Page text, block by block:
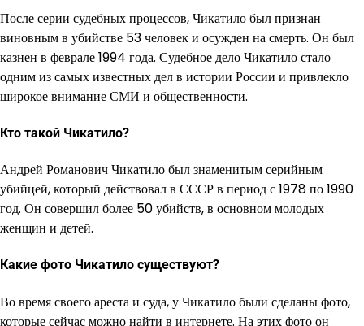
После серии судебных процессов, Чикатило был признан
виновным в убийстве 53 человек и осужден на смерть. Он был
казнен в феврале 1994 года. Судебное дело Чикатило стало
одним из самых известных дел в истории России и привлекло
широкое внимание СМИ и общественности.
Кто такой Чикатило?
Андрей Романович Чикатило был знаменитым серийным
убийцей, который действовал в СССР в период с 1978 по 1990
год. Он совершил более 50 убийств, в основном молодых
женщин и детей.
Какие фото Чикатило существуют?
Во время своего ареста и суда, у Чикатило были сделаны фото,
которые сейчас можно найти в интернете. На этих фото он